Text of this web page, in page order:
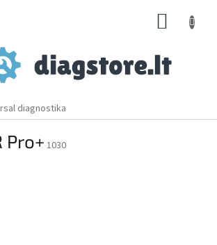
diagnostika
Pro+ 1030